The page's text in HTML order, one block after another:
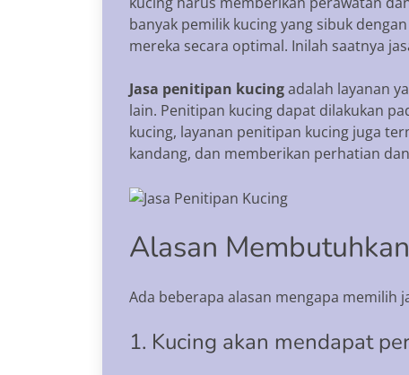
banyak pemilik kucing yang sibuk
mereka secara optimal. Inilah saatnya
Jasa penitipan kucingadalah layanan
lain. Penitipan kucing dapat dilakukan
kucing, layanan penitipan kucing juga
kandang, dan memberikan perhatian
Alasan
Ada beberapa alasan mengapa memilih
1. Kucing akan mendapat